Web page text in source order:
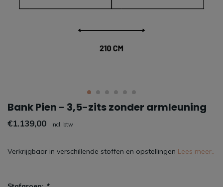
Bank Pien - 3,5-zits zonder armleuning
€1.139,00 Incl. btw
Verkrijgbaar in verschillende stoffen en opstellingen Lees meer..